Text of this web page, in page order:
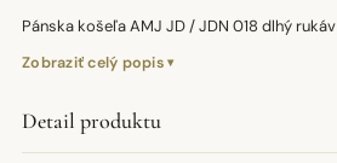
Pánska košeľa AMJ JD / JDN 018 dlhý rukáv
Zobraziť celý popis
Detail produktu